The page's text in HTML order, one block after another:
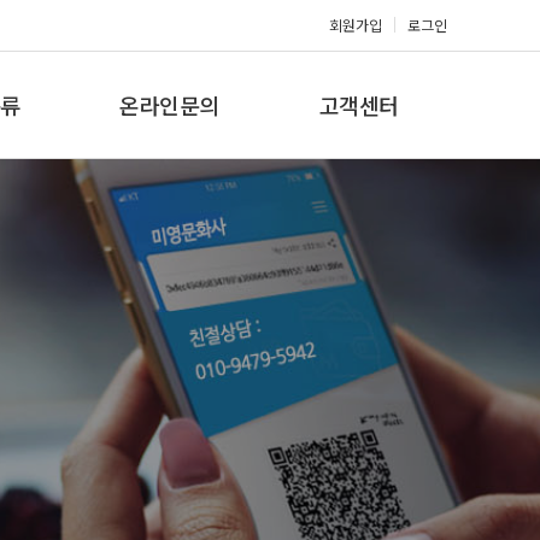
회원가입 로그인
온라인문의
견적문의
고객센터
공지사항
갤러리